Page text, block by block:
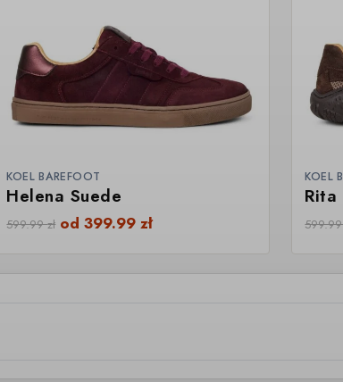
KOEL BAREFOOT
Helena Suede
599.99zł od399.99zł
KOEL
Rita